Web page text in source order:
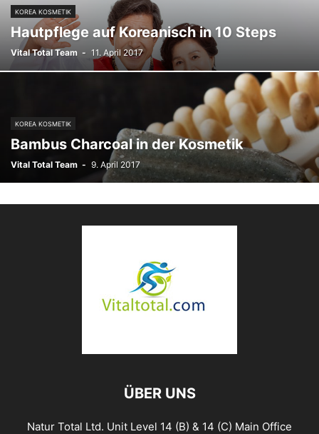
KOREA KOSMETIK
Hautpflege auf Koreanisch in 10 Steps
Vital Total Team - 11. April 2017
KOREA KOSMETIK
Bambus Charcoal in der Kosmetik
Vital Total Team - 9. April 2017
ÜBER UNS
Natur Total Ltd. Unit Level 14 (B) & 14 (C) Main Office